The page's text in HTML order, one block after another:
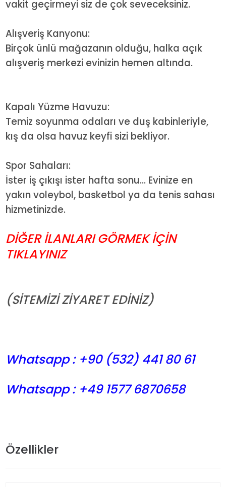
vakit geçirmeyi siz de çok seveceksiniz.
Alışveriş Kanyonu:
Birçok ünlü mağazanın olduğu, halka açık
alışveriş merkezi evinizin hemen altında.
Kapalı Yüzme Havuzu:
Temiz soyunma odaları ve duş kabinleriyle,
kış da olsa havuz keyfi sizi bekliyor.
Spor Sahaları:
İster iş çıkışı ister hafta sonu... Evinize en
yakın voleybol, basketbol ya da tenis sahası
hizmetinizde.
DİĞER İLANLARI GÖRMEK İÇİN
TIKLAYINIZ
(SİTEMİZİ ZİYARET EDİNİZ)
Whatsapp : +90 (532) 44180 61
Whatsapp : +49 1577 6870658
Özellikler